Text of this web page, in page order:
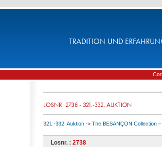
TRADITION UND
LOSNR. 2738 - 321.-332. AUKTION
321.-332. Auktion -> The BESANÇON Collection
Losnr. : 2738